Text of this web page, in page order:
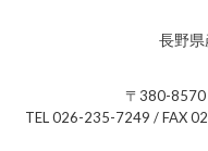
長野県
〒380-8570
TEL 026-235-7249 / FAX